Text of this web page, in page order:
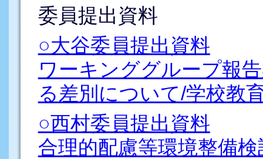
委員提出資料
○大谷委員提出資料
ワーキンググループ報
る差別について/学校教
○西村委員提出資料
合理的配慮等環境整備